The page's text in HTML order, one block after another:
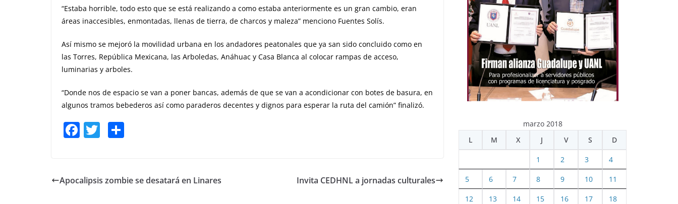
“Estaba horrible, todo esto que se está realizando a como estaba anteriormente es un gran cambio, eran
áreas inaccesibles, enmontadas, llenas de tierra, de charcos y maleza” menciono Fuentes Solís.
Así mismo se mejoró la movilidad urbana en los andadores peatonales que ya san sido concluido como en
las Torres, República Mexicana, las Arboledas, Anáhuac y Casa Blanca al colocar rampas de acceso,
luminarias y arboles.
“Donde nos de espacio se van a poner bancas, además de que se van a acondicionar con botes de basura, en
algunos tramos bebederos así como paraderos decentes y dignos para esperar la ruta del camión” finalizó.
F
e
T
er e
Apocalipsis zombie se desatará en Linares Invita CEDHNL a jornadas culturales
marzo 2018
L
M X J V S D
1 2 3 4
5 6 7 8 9 10 11
12 13 14 15 16 17 18